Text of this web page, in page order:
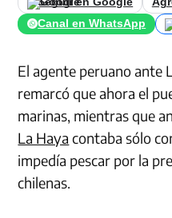
Canal en WhatsApp
El agente peruano ante
remarcó que ahora el
marinas, mientras que
La Haya contaba sólo
impedía pescar por la
chilenas.